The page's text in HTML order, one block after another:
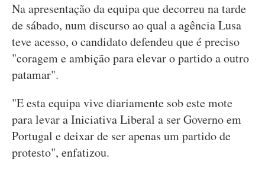
Na apresentação da equipa que decorreu na tarde
de sábado, num discurso ao qual a agência Lusa
teve acesso, o candidato defendeu que é preciso
"coragem e ambição para elevar o partido a outro
patamar".
"E esta equipa vive diariamente sob este mote
para levar a Iniciativa Liberal a ser Governo em
Portugal e deixar de ser apenas um partido de
protesto", enfatizou.